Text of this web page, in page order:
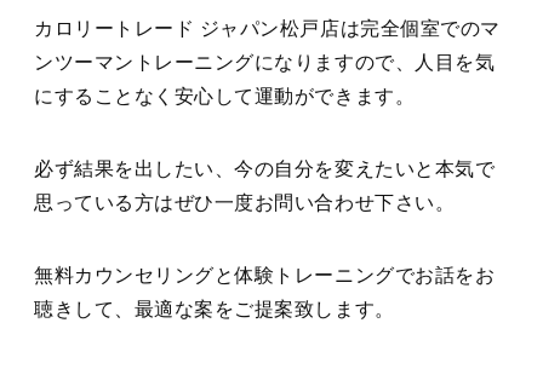
カロリートレード ジャパン松戸店は完全個室でのマ
ンツーマントレーニングになりますので、人目を気
にすることなく安心して運動ができます。
必ず結果を出したい、今の自分を変えたいと本気で
思っている方はぜひ一度お問い合わせ下さい。
無料カウンセリングと体験トレーニングでお話をお
聴きして、最適な案をご提案致します。